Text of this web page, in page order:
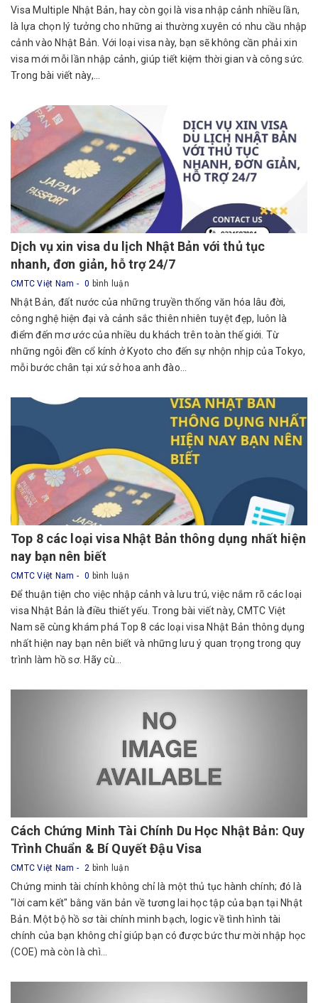
Visa Multiple Nhật Bản, hay còn gọi là visa nhập cảnh nhiều lần,
là lựa chọn lý tưởng cho những ai thường xuyên có nhu cầu nhập
cảnh vào Nhật Bản. Với loại visa này, bạn sẽ không cần phải xin
visa mới mỗi lần nhập cảnh, giúp tiết kiệm thời gian và công sức.
Trong bài viết này,...
Dịch vụ xin visa du lịch Nhật Bản với thủ tục
nhanh, đơn giản, hỗ trợ 24/7
CMTC Việt Nam 0 bình luận
Nhật Bản, đất nước của những truyền thống văn hóa lâu đời,
công nghệ hiện đại và cảnh sắc thiên nhiên tuyệt đẹp, luôn là
điểm đến mơ ước của nhiều du khách trên toàn thế giới. Từ
những ngôi đền cổ kính ở Kyoto cho đến sự nhộn nhịp của Tokyo,
mỗi bước chân tại xứ sở hoa anh đào...
Top 8 các loại visa Nhật Bản thông dụng nhất hiện
nay bạn nên biết
CMTC Việt Nam 0 bình luận
Để thuận tiện cho việc nhập cảnh và lưu trú, việc nắm rõ các loại
visa Nhật Bản là điều thiết yếu. Trong bài viết này, CMTC Việt
Nam sẽ cùng khám phá Top 8 các loại visa Nhật Bản thông dụng
nhất hiện nay bạn nên biết và những lưu ý quan trọng trong quy
trình làm hồ sơ. Hãy cù...
Cách Chứng Minh Tài Chính Du Học Nhật Bản: Quy
Trình Chuẩn & Bí Quyết Đậu Visa
CMTC Việt Nam 2 bình luận
Chứng minh tài chính không chỉ là một thủ tục hành chính; đó là
"lời cam kết" bằng văn bản về tương lai học tập của bạn tại Nhật
Bản. Một bộ hồ sơ tài chính minh bạch, logic về tình hình tài
chính của bạn không chỉ giúp bạn có được bức thư mời nhập học
(COE) mà còn là chì...